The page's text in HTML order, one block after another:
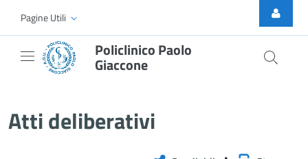
Skip to Main Content
Pagine Utili
Policlinico Paolo
Giaccone
Atti deliberativi